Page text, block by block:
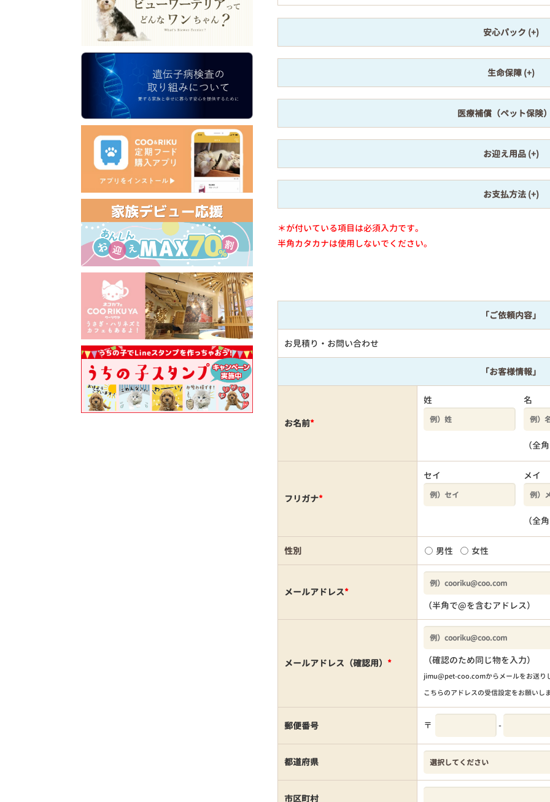
安心パック
生命保障
医療補償（ペット保険
お迎え用品
お支払方法
＊が付いている項目は必須入力です。
半角カタカナは使用しないでください。
「ご依頼内容」
お見積り・お問い合わせ
「お客様情報」
お名前*
姓 名
（全
フリガナ*
セイ メイ
（全
性別 男性 女性
メールアドレス*
（半角で@を含むアドレス）
メールアドレス（確認用） * （確認のため同じ物を入力）
jimu@pet-coo.comからメールをお送り
こちらのアドレスの受信設定をお願いし
郵便番号 〒 -
都道府県
市区町村